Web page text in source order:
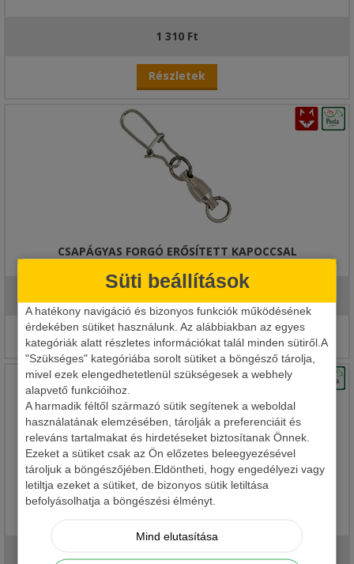
Süti beállítások
A hatékony navigáció és bizonyos funkciók működésének
érdekében sütiket használunk. Az alábbiakban az egyes
kategóriák alatt részletes információkat talál minden sütiről.A
"Szükséges" kategóriába sorolt sütiket a böngésző tárolja,
mivel ezek elengedhetetlenül szükségesek a webhely
alapvető funkcióihoz.
A harmadik féltől származó sütik segítenek a weboldal
használatának elemzésében, tárolják a preferenciáit és
releváns tartalmakat és hirdetéseket biztosítanak Önnek.
Ezeket a sütiket csak az Ön előzetes beleegyezésével
tároljuk a böngészőjében.Eldöntheti, hogy engedélyezi vagy
letiltja ezeket a sütiket, de bizonyos sütik letiltása
befolyásolhatja a böngészési élményt.
Mind elutasítása
1 310 Ft
Részletek
CSAPÁGYAS FORGÓ ERŐSÍTETT KAPOCCSAL
Részletek
CRALUSSO HORGOSKAPCSOS FORGÓ
840 Ft